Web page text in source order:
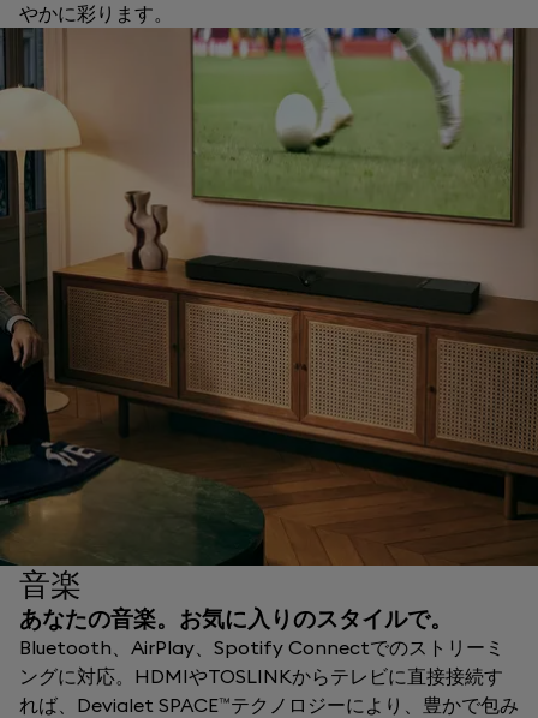
やかに彩ります。
音楽
あなたの音楽。お気に入りのスタイルで。
Bluetooth、AirPlay、Spotify Connectでのストリーミ
ングに対応。HDMIやTOSLINKからテレビに直接接続す
れば、Devialet SPACE™テクノロジーにより、豊かで包み